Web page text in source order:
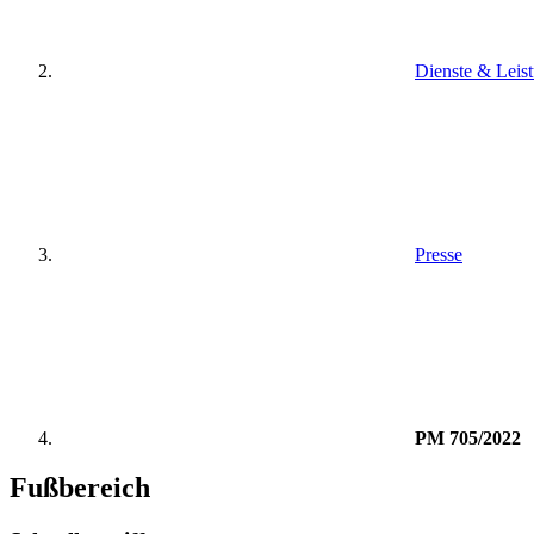
Dienste &
Presse
PM 705/2022
Fußbereich